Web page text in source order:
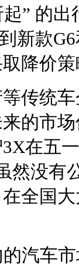
” 的
新款
降价
传统
的市
在五
然没有
全国
汽车